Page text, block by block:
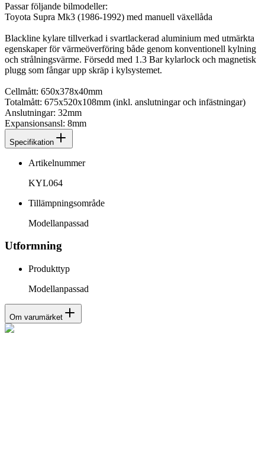
Passar följande bilmodeller:
Toyota Supra Mk3 (1986-1992) med manuell växellåda
Blackline kylare tillverkad i svartlackerad aluminium med utmärkta
egenskaper för värmeöverföring både genom konventionell kylning
och strålningsvärme. Försedd med 1.3 Bar kylarlock och magnetisk
plugg som fångar upp skräp i kylsystemet.
Cellmått: 650x378x40mm
Totalmått: 675x520x108mm (inkl. anslutningar och infästningar)
Anslutningar: 32mm
Expansionsansl: 8mm
Specifikation
Artikelnummer
KYL064
Tillämpningsområde
Modellanpassad
Utformning
Produkttyp
Modellanpassad
Om varumärket